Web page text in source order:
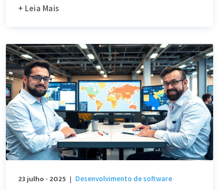
+ Leia Mais
23 julho - 2025 | Desenvolvimento de software